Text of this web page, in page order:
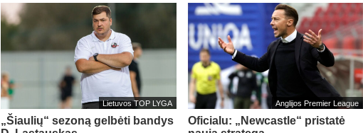
Lietuvos TOP LYGA
„Šiaulių“ sezoną gelbėti bandys
Anglijos Premier League
Oficialu: „Newcastle“ pristatė